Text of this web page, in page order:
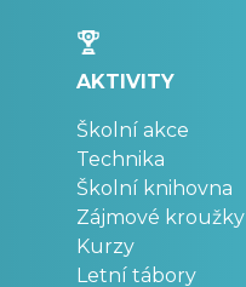
AKTIVITY
Školní akce
Technika
Školní knihovna
Zájmové kroužky
Kurzy
Letní tábory